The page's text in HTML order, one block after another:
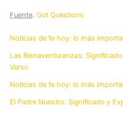
Fuente. Got Questions
Noticias de fe hoy: lo más
Las Bienaventuranzas:
Verso
Noticias de fe hoy: lo más
El Padre Nuestro: Significado y